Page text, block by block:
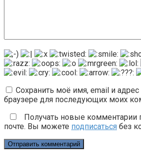
Сохранить моё имя, email и адрес
браузере для последующих моих
Получать новые комментарии
почте. Вы можете подписаться без